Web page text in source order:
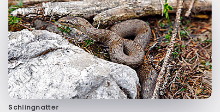
Schlingnatter